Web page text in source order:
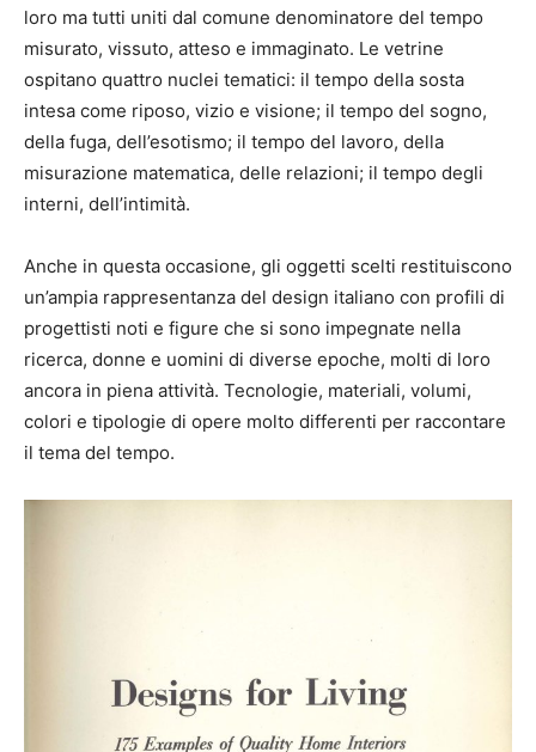
loro ma tutti uniti dal comune denominatore del tempo
misurato, vissuto, atteso e immaginato. Le vetrine
ospitano quattro nuclei tematici: il tempo della sosta
intesa come riposo, vizio e visione; il tempo del sogno,
della fuga, dell’esotismo; il tempo del lavoro, della
misurazione matematica, delle relazioni; il tempo degli
interni, dell’intimità.
Anche in questa occasione, gli oggetti scelti restituiscono
un’ampia rappresentanza del design italiano con profili di
progettisti noti e figure che si sono impegnate nella
ricerca, donne e uomini di diverse epoche, molti di loro
ancora in piena attività. Tecnologie, materiali, volumi,
colori e tipologie di opere molto differenti per raccontare
il tema del tempo.